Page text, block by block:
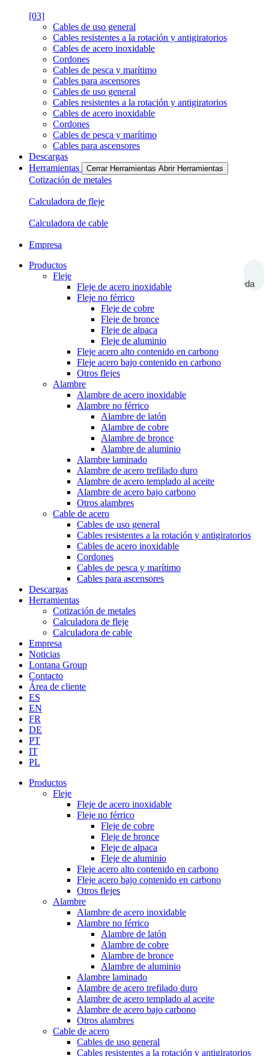
[03]
Cables de uso general
Cables resistentes a la rotación y antigiratorios
Cables de acero inoxidable
Cordones
Cables de pesca y marítimo
Cables para ascensores
Cables de uso general
Cables resistentes a la rotación y antigiratorios
Cables de acero inoxidable
Cordones
Cables de pesca y marítimo
Cables para ascensores
Descargas
Herramientas
Cerrar Herramientas Abrir Herramientas
Cotización de metales
Calculadora de fleje
Calculadora de cable
Empresa
Búsqueda
Productos
Fleje
Fleje de acero inoxidable
Fleje no férrico
Fleje de cobre
Fleje de bronce
Fleje de alpaca
Fleje de aluminio
Fleje acero alto contenido en carbono
Fleje acero bajo contenido en carbono
Otros flejes
Alambre
Alambre de acero inoxidable
Alambre no férrico
Alambre de latón
Alambre de cobre
Alambre de bronce
Alambre de aluminio
Alambre laminado
Alambre de acero trefilado duro
Alambre de acero templado al aceite
Alambre de acero bajo carbono
Otros alambres
Cable de acero
Cables de uso general
Cables resistentes a la rotación y antigiratorios
Cables de acero inoxidable
Cordones
Cables de pesca y marítimo
Cables para ascensores
Descargas
Herramientas
Cotización de metales
Calculadora de fleje
Calculadora de cable
Empresa
Noticias
Lontana Group
Contacto
Área de cliente
ES
EN
FR
DE
PT
IT
PL
Productos
Fleje
Fleje de acero inoxidable
Fleje no férrico
Fleje de cobre
Fleje de bronce
Fleje de alpaca
Fleje de aluminio
Fleje acero alto contenido en carbono
Fleje acero bajo contenido en carbono
Otros flejes
Alambre
Alambre de acero inoxidable
Alambre no férrico
Alambre de latón
Alambre de cobre
Alambre de bronce
Alambre de aluminio
Alambre laminado
Alambre de acero trefilado duro
Alambre de acero templado al aceite
Alambre de acero bajo carbono
Otros alambres
Cable de acero
Cables de uso general
Cables resistentes a la rotación y antigiratorios